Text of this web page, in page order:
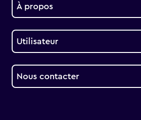
À propos
Utilisateur
Nous contacter